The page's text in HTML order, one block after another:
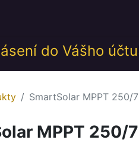
do Vášho
SmartSolar MPPT 250/
MPPT 250/